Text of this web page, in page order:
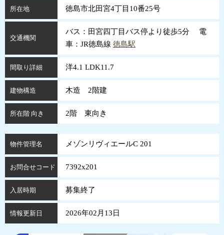
所在地 徳島市北田宮4丁目10番25号
交通機関
バス：田宮四丁目バス停より徒歩5分 電
車：JR徳島線 徳島駅
間取り詳細 洋4.1 LDK11.7
建物構造 木造 2階建
所在階 向き 2階 東向き
物件管理名 メゾンリヴィエールC 201
お問合せコード 7392x201
入居時期 募集終了
情報更新日 2026年02月13日